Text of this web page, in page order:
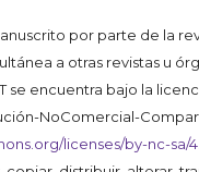
por parte de la
a otras revistas u
se encuentra bajo la
NoComercial-
licenses/by-nc-sa/